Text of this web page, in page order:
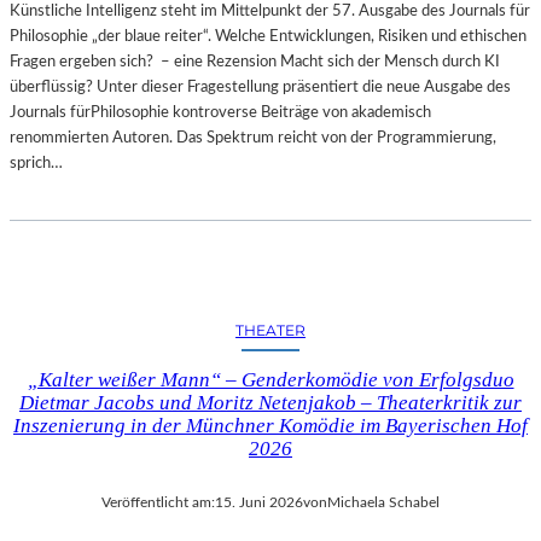
Künstliche Intelligenz steht im Mittelpunkt der 57. Ausgabe des Journals für
Philosophie „der blaue reiter“. Welche Entwicklungen, Risiken und ethischen
Fragen ergeben sich? – eine Rezension Macht sich der Mensch durch KI
überflüssig? Unter dieser Fragestellung präsentiert die neue Ausgabe des
Journals fürPhilosophie kontroverse Beiträge von akademisch
renommierten Autoren. Das Spektrum reicht von der Programmierung,
sprich…
THEATER
„Kalter weißer Mann“ – Genderkomödie von Erfolgsduo
Dietmar Jacobs und Moritz Netenjakob – Theaterkritik zur
Inszenierung in der Münchner Komödie im Bayerischen Hof
2026
Veröffentlicht am:15. Juni 2026vonMichaela Schabel